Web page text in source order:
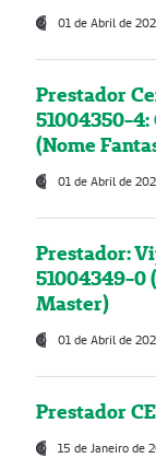
01 de Abril de
Prestador
51004350-
(Nome
01 de Abril de
Prestador:
51004349-0
Master)
01 de Abril de
Prestador
15 de Janeiro de